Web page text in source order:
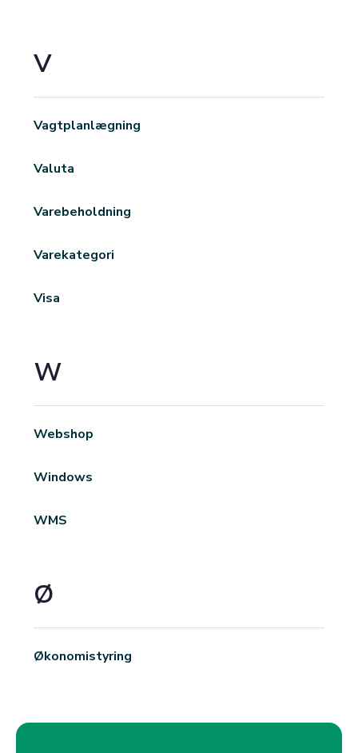
V
Vagtplanlægning
Valuta
Varebeholdning
Varekategori
Visa
W
Webshop
Windows
WMS
Ø
Økonomistyring